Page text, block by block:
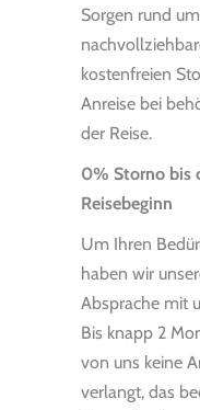
Sorgen rund
kostenfreien
Anreise bei
der Reise.
0% Storno bis
Reisebeginn
Um Ihren
haben wir
Absprache mit
Bis knapp 2
von uns keine
verlangt, das